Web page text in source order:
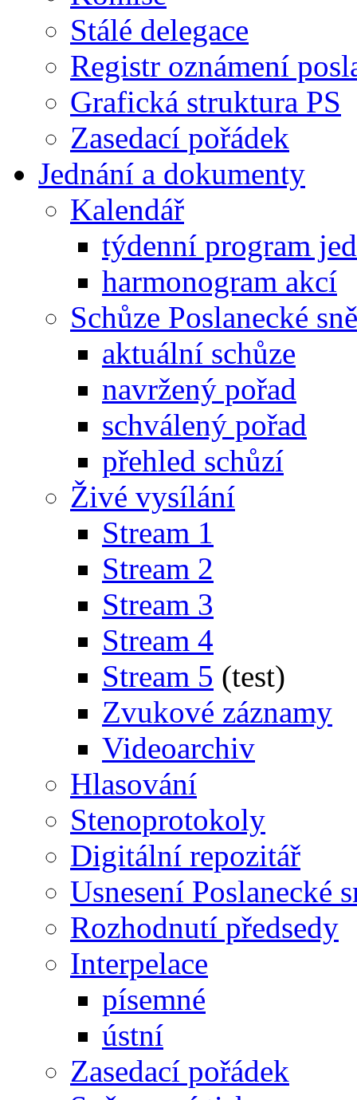
Stálé delegace
Registr oznámení
Grafická struktura PS
Zasedací pořádek
Jednání a dokumenty
Kalendář
týdenní program
harmonogram akcí
Schůze Poslanecké
aktuální schůze
navržený pořad
schválený pořad
přehled schůzí
Živé vysílání
Stream 1
Stream 2
Stream 3
Stream 4
Stream 5 (test)
Zvukové záznamy
Videoarchiv
Hlasování
Stenoprotokoly
Digitální repozitář
Usnesení Poslanecké
Rozhodnutí předsedy
Interpelace
písemné
ústní
Zasedací pořádek